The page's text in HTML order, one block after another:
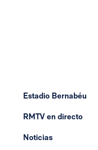
Estadio Bernabéu
RMTV en directo
Noticias